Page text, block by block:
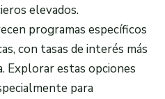
elevados.
programas específicos
con tasas de interés más
Explorar estas opciones
para